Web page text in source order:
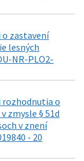
zastavení
lesných
NR-PLO2-
o
zmysle § 51d
v znení
- 20